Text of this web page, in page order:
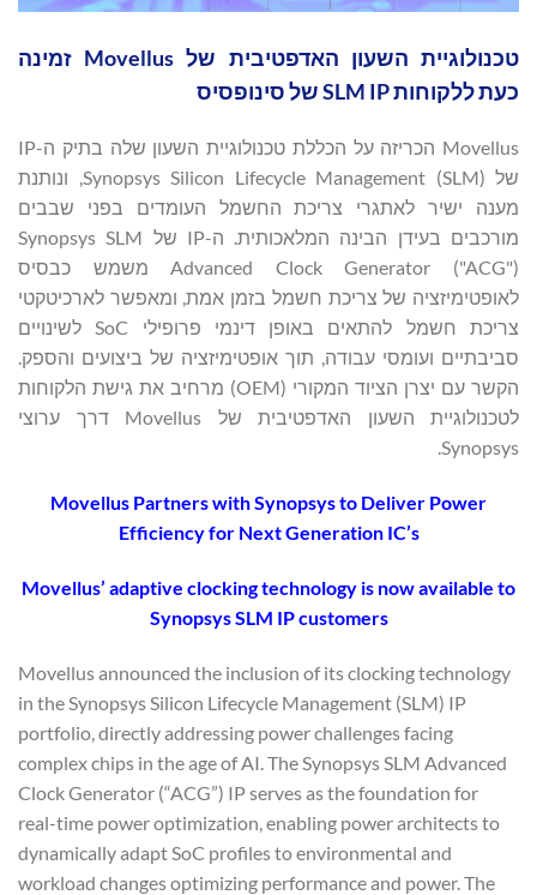
טכנולוגיית השעון האדפטיבית של Movellus זמינה
כעת ללקוחות SLM IP של סינופסיס
Movellus הכריזה על הכללת טכנולוגיית השעון שלה בתיק ה-IP
של Synopsys Silicon Lifecycle Management (SLM), ונותנת
מענה ישיר לאתגרי צריכת החשמל העומדים בפני שבבים
מורכבים בעידן הבינה המלאכותית. ה-IP של Synopsys SLM
Advanced Clock Generator ("ACG") משמש כבסיס
לאופטימיזציה של צריכת חשמל בזמן אמת, ומאפשר לארכיטקטי
צריכת חשמל להתאים באופן דינמי פרופילי SoC לשינויים
סביבתיים ועומסי עבודה, תוך אופטימיזציה של ביצועים והספק.
הקשר עם יצרן הציוד המקורי (OEM) מרחיב את גישת הלקוחות
לטכנולוגיית השעון האדפטיבית של Movellus דרך ערוצי
Synopsys.
Movellus Partners with Synopsys to Deliver Power
Efficiency for Next Generation IC’s
Movellus’ adaptive clocking technology is now available to
Synopsys SLM IP customers
Movellus announced the inclusion of its clocking technology
in the Synopsys Silicon Lifecycle Management (SLM) IP
portfolio, directly addressing power challenges facing
complex chips in the age of AI. The Synopsys SLM Advanced
Clock Generator (“ACG”) IP serves as the foundation for
real-time power optimization, enabling power architects to
dynamically adapt SoC profiles to environmental and
workload changes optimizing performance and power. The